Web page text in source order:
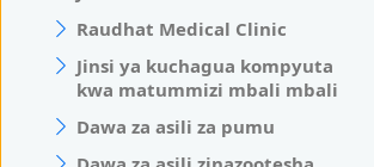
Raudhat Medical Clinic
Jinsi ya kuchagua kompyuta
kwa matummizi mbali mbali
Dawa za asili za pumu